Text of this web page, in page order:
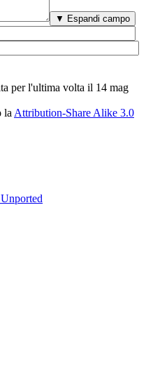
▼ Espandi campo
per l'ultima volta il 14 mag
la Attribution-Share Alike 3.0